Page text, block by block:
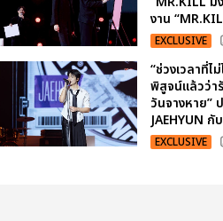
งาน
EXCLUSIVE
“ช่วงเวลาที่ไ
พิสูจน์แล้วว่า
วันจางหาย”
JAEHYUN
EXCLUSIVE